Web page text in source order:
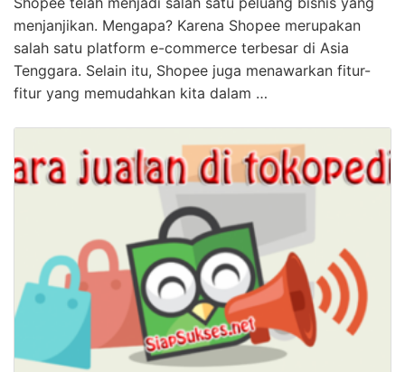
Wow! Cara Jualan Online Di Shopee Tanpa Modal
KLIK DISINI UNTUK DOWNLOAD PANDUAN AFFILIATE
MARKETING >>> Cara Jualan Online di Shopee Tanpa
Modal, Jauh Dari Kata Rugi Saat ini, jualan online di
Shopee telah menjadi salah satu peluang bisnis yang
menjanjikan. Mengapa? Karena Shopee merupakan
salah satu platform e-commerce terbesar di Asia